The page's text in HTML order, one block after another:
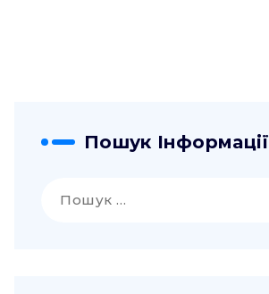
Пошук Інформації